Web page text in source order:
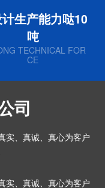
生产能力哒10
吨
TECHNICAL FOR
CE
司
实、真诚、真心为客户
实、真诚、真心为客户